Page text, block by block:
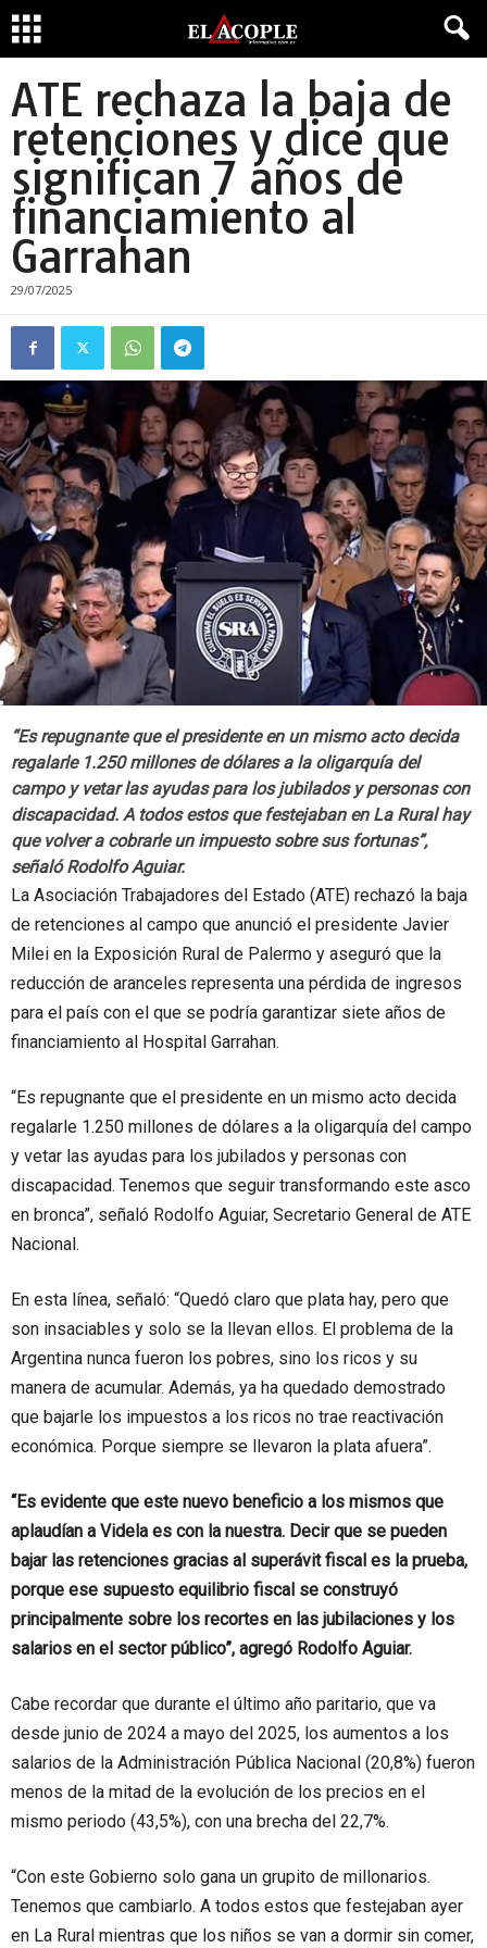
ATE rechaza la baja de
retenciones y dice que
significan 7 años de
financiamiento al
Garrahan
29/07/2025
“Es repugnante que el presidente en un mismo acto decida
regalarle 1.250 millones de dólares a la oligarquía del
campo y vetar las ayudas para los jubilados y personas con
discapacidad. A todos estos que festejaban en La Rural hay
que volver a cobrarle un impuesto sobre sus fortunas”,
señaló Rodolfo Aguiar.
La Asociación Trabajadores del Estado (ATE) rechazó la baja
de retenciones al campo que anunció el presidente Javier
Milei en la Exposición Rural de Palermo y aseguró que la
reducción de aranceles representa una pérdida de ingresos
para el país con el que se podría garantizar siete años de
financiamiento al Hospital Garrahan.
“Es repugnante que el presidente en un mismo acto decida
regalarle 1.250 millones de dólares a la oligarquía del campo
y vetar las ayudas para los jubilados y personas con
discapacidad. Tenemos que seguir transformando este asco
en bronca”, señaló Rodolfo Aguiar, Secretario General de ATE
Nacional.
En esta línea, señaló: “Quedó claro que plata hay, pero que
son insaciables y solo se la llevan ellos. El problema de la
Argentina nunca fueron los pobres, sino los ricos y su
manera de acumular. Además, ya ha quedado demostrado
que bajarle los impuestos a los ricos no trae reactivación
económica. Porque siempre se llevaron la plata afuera”.
“Es evidente que este nuevo beneficio a los mismos que
aplaudían a Videla es con la nuestra. Decir que se pueden
bajar las retenciones gracias al superávit fiscal es la prueba,
porque ese supuesto equilibrio fiscal se construyó
principalmente sobre los recortes en las jubilaciones y los
salarios en el sector público”, agregó Rodolfo Aguiar.
Cabe recordar que durante el último año paritario, que va
desde junio de 2024 a mayo del 2025, los aumentos a los
salarios de la Administración Pública Nacional (20,8%) fueron
menos de la mitad de la evolución de los precios en el
mismo periodo (43,5%), con una brecha del 22,7%.
“Con este Gobierno solo gana un grupito de millonarios.
Tenemos que cambiarlo. A todos estos que festejaban ayer
en La Rural mientras que los niños se van a dormir sin comer,